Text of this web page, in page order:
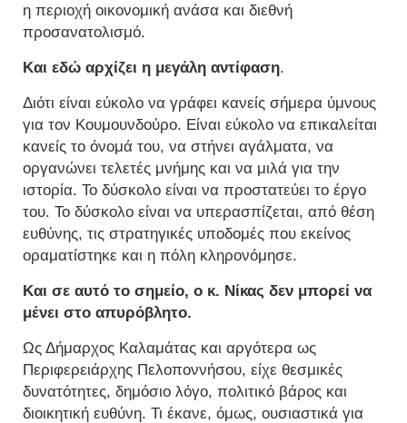
η περιοχή οικονομική ανάσα και διεθνή
προσανατολισμό.
Και εδώ αρχίζει η μεγάλη αντίφαση.
Διότι είναι εύκολο να γράφει κανείς σήμερα ύμνους
για τον Κουμουνδούρο. Είναι εύκολο να επικαλείται
κανείς το όνομά του, να στήνει αγάλματα, να
οργανώνει τελετές μνήμης και να μιλά για την
ιστορία. Το δύσκολο είναι να προστατεύει το έργο
του. Το δύσκολο είναι να υπερασπίζεται, από θέση
ευθύνης, τις στρατηγικές υποδομές που εκείνος
οραματίστηκε και η πόλη κληρονόμησε.
Και σε αυτό το σημείο, ο κ. Νίκας δεν μπορεί να
μένει στο απυρόβλητο.
Ως Δήμαρχος Καλαμάτας και αργότερα ως
Περιφερειάρχης Πελοποννήσου, είχε θεσμικές
δυνατότητες, δημόσιο λόγο, πολιτικό βάρος και
διοικητική ευθύνη. Τι έκανε, όμως, ουσιαστικά για